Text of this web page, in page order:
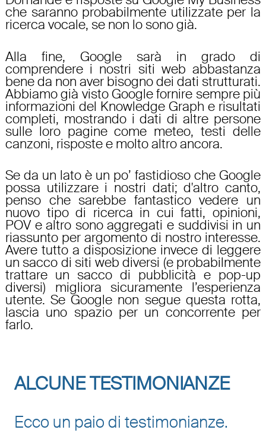
che saranno probabilmente utilizzate per la
ricerca vocale, se non lo sono già.
Alla fine, Google sarà in grado di
comprendere i nostri siti web abbastanza
bene da non aver bisogno dei dati strutturati.
Abbiamo già visto Google fornire sempre più
informazioni del Knowledge Graph e risultati
completi, mostrando i dati di altre persone
sulle loro pagine come meteo, testi delle
canzoni, risposte e molto altro ancora.
Se da un lato è un po’ fastidioso che Google
possa utilizzare i nostri dati; d'altro canto,
penso che sarebbe fantastico vedere un
nuovo tipo di ricerca in cui fatti, opinioni,
POV e altro sono aggregati e suddivisi in un
riassunto per argomento di nostro interesse.
Avere tutto a disposizione invece di leggere
un sacco di siti web diversi (e probabilmente
trattare un sacco di pubblicità e pop-up
diversi) migliora sicuramente l’esperienza
utente. Se Google non segue questa rotta,
lascia uno spazio per un concorrente per
farlo.
ALCUNE TESTIMONIANZE
Ecco un paio di testimonianze.